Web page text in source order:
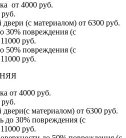
от 4000 руб.
(с материалом) от 6300 руб.
30% повреждения (с
руб.
50% повреждения (с
руб.
от 4000 руб.
материалом) от 6300 руб.
до 30% повреждения (с
руб.